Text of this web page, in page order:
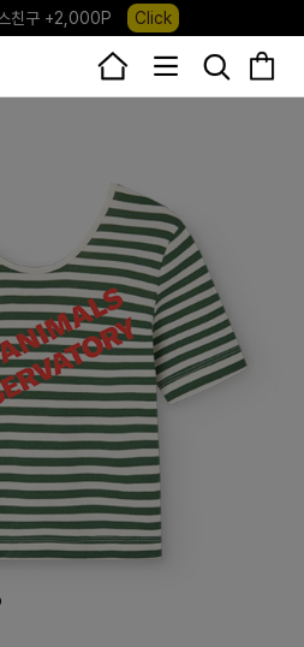
로드 +3,000P
Down
내단독 프리오더(~8/10) Click